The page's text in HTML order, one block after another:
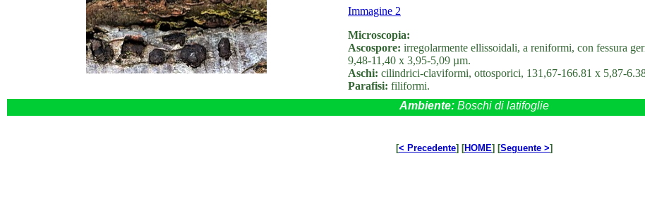
Immagine 2
Microscopia:
Ascospore: irregolarmente ellissoidali, a reniformi, con fessura
9,48-11,40 x 3,95-5,09 µm.
Aschi: cilindrici-claviformi, ottosporici, 131,67-166.81 x 5,87-
Parafisi: filiformi.
Ambiente: Boschi di latifoglie
[< Precedente] [HOME] [Seguente >]